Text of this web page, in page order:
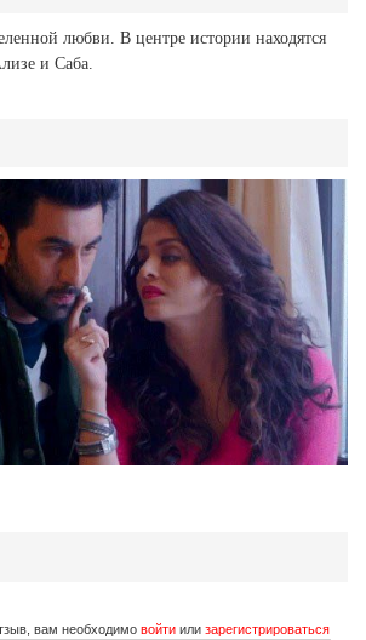
любви. В центре истории находятся
и Саба.
вам необходимо войти или зарегистрироваться